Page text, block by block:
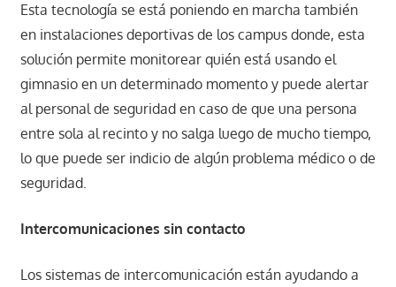
Esta tecnología se está poniendo en marcha también
en instalaciones deportivas de los campus donde, esta
solución permite monitorear quién está usando el
gimnasio en un determinado momento y puede alertar
al personal de seguridad en caso de que una persona
entre sola al recinto y no salga luego de mucho tiempo,
lo que puede ser indicio de algún problema médico o de
seguridad.
Intercomunicaciones sin contacto
Los sistemas de intercomunicación están ayudando a